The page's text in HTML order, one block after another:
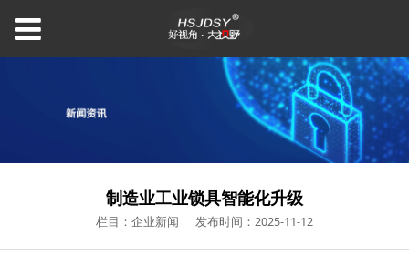
制造业工业锁具智能化升级
栏目：企业新闻 发布时间：2025-11-12